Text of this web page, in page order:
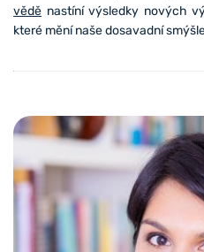
vědě nastíní výsledky nových
které mění naše dosavadní